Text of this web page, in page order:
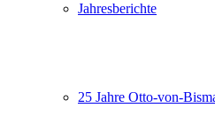
Jahresberichte
25 Jahre Otto-von-